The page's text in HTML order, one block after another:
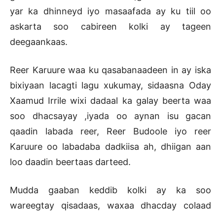
yar ka dhinneyd iyo masaafada ay ku tiil oo
askarta soo cabireen kolki ay tageen
deegaankaas.
Reer Karuure waa ku qasabanaadeen in ay iska
bixiyaan lacagti lagu xukumay, sidaasna Oday
Xaamud Irrile wixi dadaal ka galay beerta waa
soo dhacsayay ,iyada oo aynan isu gacan
qaadin labada reer, Reer Budoole iyo reer
Karuure oo labadaba dadkiisa ah, dhiigan aan
loo daadin beertaas darteed.
Mudda gaaban keddib kolki ay ka soo
wareegtay qisadaas, waxaa dhacday colaad